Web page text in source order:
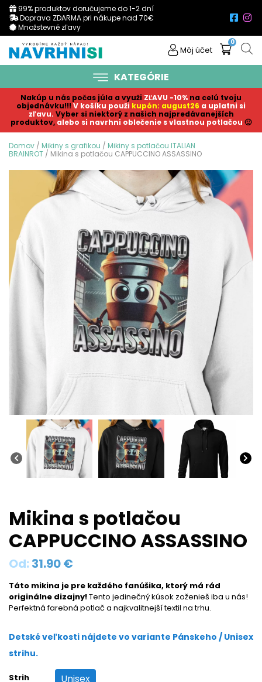
99% produktov doručujeme do 1-2 dní
Doprava ZDARMA pri nákupe nad 70€
Množstevné zľavy
Môj účet
0
KATEGÓRIE
Nakúp u nás počas júla a využi ZĽAVU -10% na celú tvoju
objednávku!!! V košíku použi kupón: august26 a uplatni si
zľavu. Vyber si niektorý z našich najpredávanejších
produktov, alebo si navrhni oblečenie s vlastnou potlačou 🙂
Domov / Mikiny s grafikou / Mikiny s potlačou ITALIAN
BRAINROT / Mikina s potlačou CAPPUCCINO ASSASSINO
Mikina s potlačou
CAPPUCCINO ASSASSINO
Od:31.90€
Táto mikina je pre každého fanúšika, ktorý má rád
originálne dizajny!Tento jedinečný kúsok zoženieš iba u nás!
Perfektná farebná potlač a najkvalitnejší textil na trhu.
Detské veľkosti nájdete vo variante Pánskeho / Unisex
strihu.
Strih Unisex